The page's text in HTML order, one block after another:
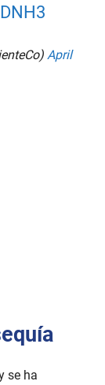
April
se ha